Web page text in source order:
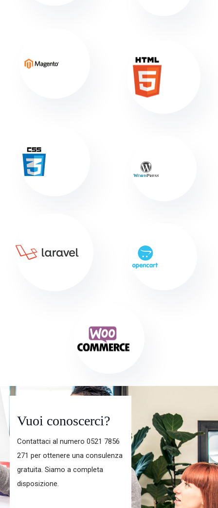
Vuoi conoscerci?
Contattaci al numero 0521 7856
271 per ottenere una consulenza
gratuita. Siamo a completa
disposizione.